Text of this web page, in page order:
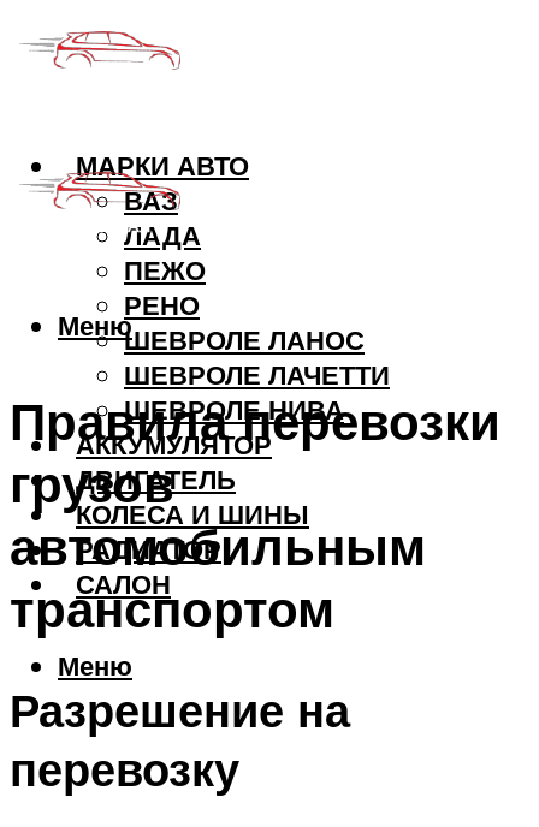
МАРКИ АВТО
ВАЗ
ЛАДА
ПЕЖО
РЕНО
ШЕВРОЛЕ ЛАНОС
ШЕВРОЛЕ ЛАЧЕТТИ
ШЕВРОЛЕ НИВА
АККУМУЛЯТОР
ДВИГАТЕЛЬ
КОЛЕСА И ШИНЫ
РАДИАТОР
САЛОН
Меню
Меню
Правила перевозки
грузов
автомобильным
транспортом
Разрешение на
перевозку